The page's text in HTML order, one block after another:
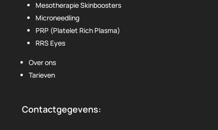
Mesotherapie Skinboosters
Microneedling
PRP (Platelet Rich Plasma)
RRS Eyes
Over ons
Tarieven
Contactgegevens: